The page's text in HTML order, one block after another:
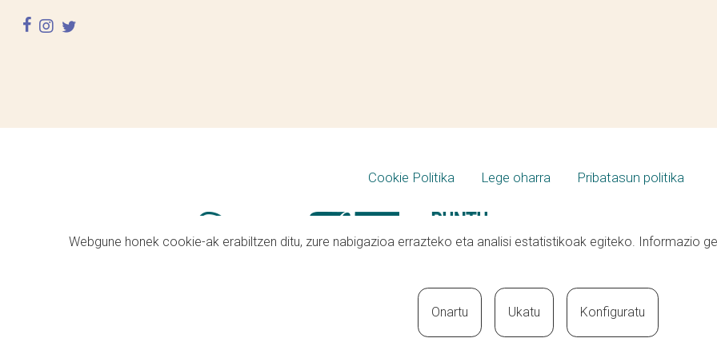
facebook
instagram
twitter
Cookie Politika Lege oharra Pribatasun politika
Webgune honek cookie-ak erabiltzen ditu, zure nabigazioa errazteko eta analisi estatistikoak egiteko. Informazio
Onartu Ukatu Konfiguratu